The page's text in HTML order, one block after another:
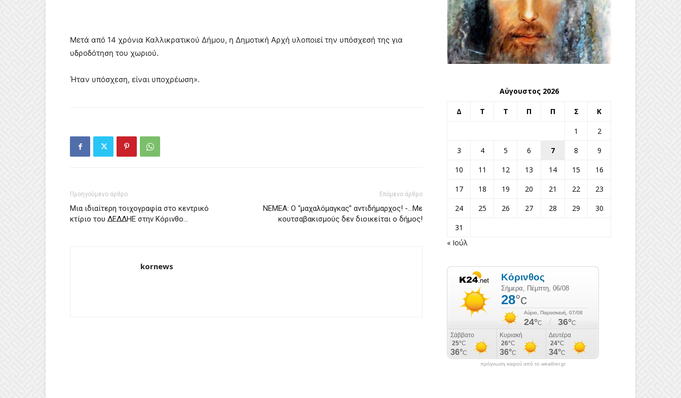
Μετά από 14 χρόνια Καλλικρατικού Δήμου, η Δημοτική Αρχή υλοποιεί την υπόσχεσή της για
υδροδότηση του χωριού.
Ήταν υπόσχεση, είναι υποχρέωση».
Προηγούμενο άρθρο
Μια ιδιαίτερη τοιχογραφία στο κεντρικό
κτίριο του ΔΕΔΔΗΕ στην Κόρινθο…
Επόμενο άρθρο
ΝΕΜΕΑ: Ο “μαχαλόμαγκας” αντιδήμαρχος! -…Με
κουτσαβακισμούς δεν διοικείται ο δήμος!
kornews
Αύγουστος 2026
Δ Τ Τ Π Π Σ Κ
1
2
3
4 5 6 7 8
9
10
11 12 13 14 15
16
17
18 19 20 21 22
23
24
25 26 27 28 29
30
31
« Ιούλ
πρόγνωση καιρού από το weather.gr